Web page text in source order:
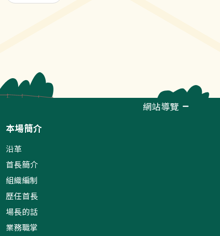
網站導覽
本場簡介
沿革
首長簡介
組織編制
歷任首長
場長的話
業務職掌